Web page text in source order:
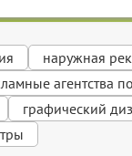
наружная
агентства
графический